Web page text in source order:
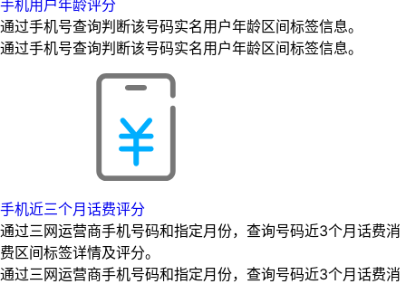
手机用户年龄评分
通过手机号查询判断该号码实名用户年龄区间标签信息。
通过手机号查询判断该号码实名用户年龄区间标签信息。
手机近三个月话费评分
通过三网运营商手机号码和指定月份，查询号码近3个月话费消
费区间标签详情及评分。
通过三网运营商手机号码和指定月份，查询号码近3个月话费消